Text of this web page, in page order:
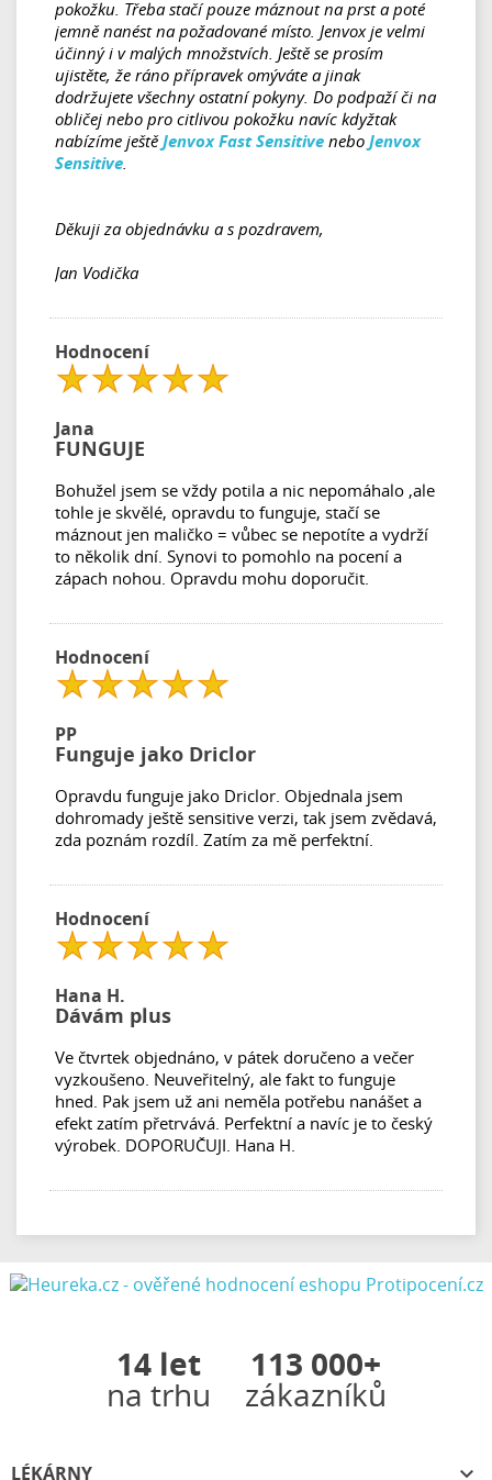
pokožku. Třeba stačí pouze máznout na prst a poté
jemně nanést na požadované místo. Jenvox je velmi
účinný i v malých množstvích. Ještě se prosím
ujistěte, že ráno přípravek omýváte a jinak
dodržujete všechny ostatní pokyny. Do podpaží či na
obličej nebo pro citlivou pokožku navíc kdyžtak
nabízíme ještěJenvox Fast Sensitive nebo Jenvox
Sensitive
Děkuji za objednávku a s pozdravem,
Jan Vodička
Hodnocení
Jana
FUNGUJE
Bohužel jsem se vždy potila a nic nepomáhalo ,ale
tohle je skvělé, opravdu to funguje, stačí se
máznout jen maličko = vůbec se nepotíte a vydrží
to několik dní. Synovi to pomohlo na pocení a
zápach nohou. Opravdu mohu doporučit.
Hodnocení
PP
Funguje jako Driclor
Opravdu funguje jako Driclor. Objednala jsem
dohromady ještě sensitive verzi, tak jsem zvědavá,
zda poznám rozdíl. Zatím za mě perfektní.
Hodnocení
Hana H.
Dávám plus
Ve čtvrtek objednáno, v pátek doručeno a večer
vyzkoušeno. Neuveřitelný, ale fakt to funguje
hned. Pak jsem už ani neměla potřebu nanášet a
efekt zatím přetrvává. Perfektní a navíc je to český
výrobek. DOPORUČUJI. Hana H.
14 let
na trhu
113 000+
zákazníků
LÉKÁRNY 